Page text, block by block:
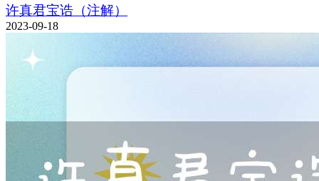
许真君宝诰（注解）
2023-09-18